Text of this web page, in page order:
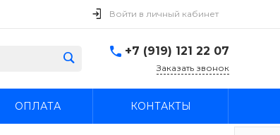
Войти в личный кабинет
+7 (919) 121 22 07
Заказать звонок
ОПЛАТА КОНТАКТЫ